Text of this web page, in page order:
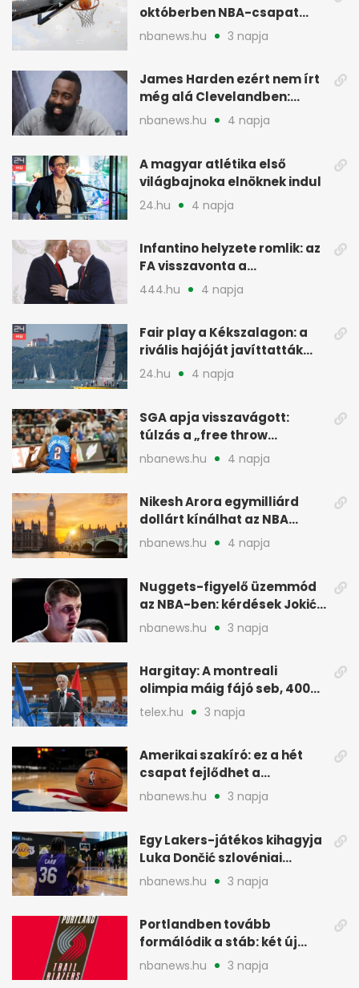
októberben NBA-csapat
ellen lép pályára
nbanews.hu 3 napja
James Harden ezért nem írt
még alá Clevelandben:
pénzügyi okok
nbanews.hu 4 napja
A magyar atlétika első
világbajnoka elnöknek indul
24.hu 4 napja
Infantino helyzete romlik: az
FA visszavonta a
támogatását, jöhet a
444.hu 4 napja
Fair play a Kékszalagon: a
rivális hajóját javíttatták
meg
24.hu 4 napja
SGA apja visszavágott:
túlzás a „free throw
merchant” címke?
nbanews.hu 4 napja
Nikesh Arora egymilliárd
dollárt kínálhat az NBA
Europe londoni csapatáért
nbanews.hu 4 napja
Nuggets-figyelő üzemmód
az NBA-ben: kérdések Jokić
jövőjéről
nbanews.hu 3 napja
Hargitay: A montreali
olimpia máig fájó seb, 400
vegyesen 4. lett
telex.hu 3 napja
Amerikai szakíró: ez a hét
csapat fejlődhet a
legtöbbet az NBA-ben
nbanews.hu 3 napja
Egy Lakers-játékos kihagyja
Luka Dončić szlovéniai
minicampjét
nbanews.hu 3 napja
Portlandben tovább
formálódik a stáb: két új
szakember a Blazersnél
nbanews.hu 3 napja